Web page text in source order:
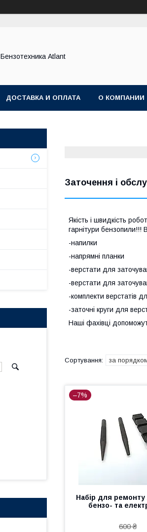
Бензотехника Atlant
ДОСТАВКА И ОПЛАТА О КОМПАНИИ
Заточення і
Якість і швидкість
гарнітури бензопили!!!
-напилки
-напрямні планки
-верстати для
-верстати для
-комплекти верстатів
-заточні круги для
Наші фахівці
–7%
Набір для ремонту
бензо- та
600 ₴